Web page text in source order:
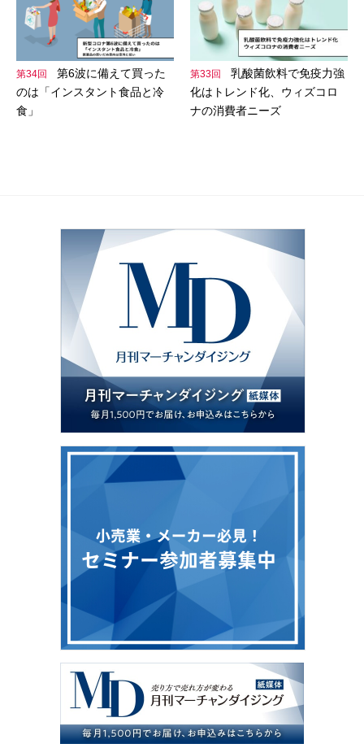
第34回
第6波に備えて買った
のは「インスタント食品と冷
食」
第33回
乳酸菌飲料で免疫力強
化はトレンド化、ウィズコロ
ナの消費者ニーズ